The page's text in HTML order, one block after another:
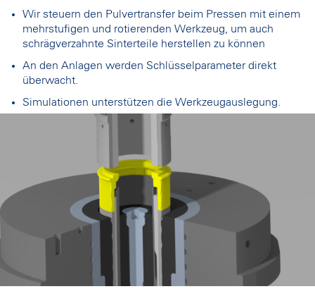
Wir steuern den Pulvertransfer beim Pressen mit einem
mehrstufigen und rotierenden Werkzeug, um auch
schrägverzahnte Sinterteile herstellen zu können
An den Anlagen werden Schlüsselparameter direkt
überwacht.
Simulationen unterstützen die Werkzeugauslegung.